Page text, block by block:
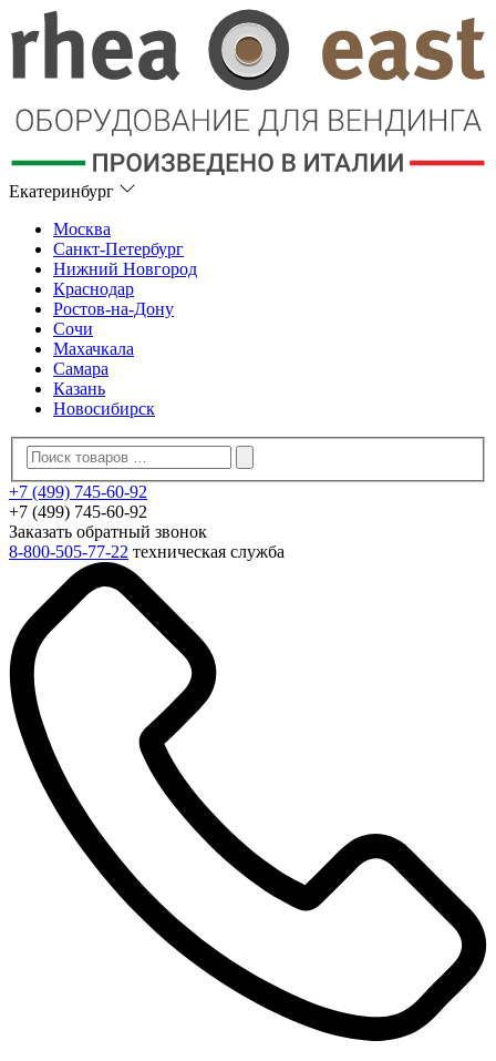
Екатеринбург
Москва
Санкт-Петербург
Нижний Новгород
Краснодар
Ростов-на-Дону
Сочи
Махачкала
Самара
Казань
Новосибирск
+7 (499) 745-60-92
+7 (499) 745-60-92
Заказать обратный звонок
8-800-505-77-22 техническая служба